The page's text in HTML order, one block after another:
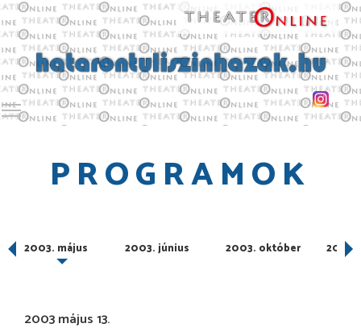
Toggle main menu visibility
PROGRAMOK
2003. május 2003. június 2003. október 2004.
2003 május 13.